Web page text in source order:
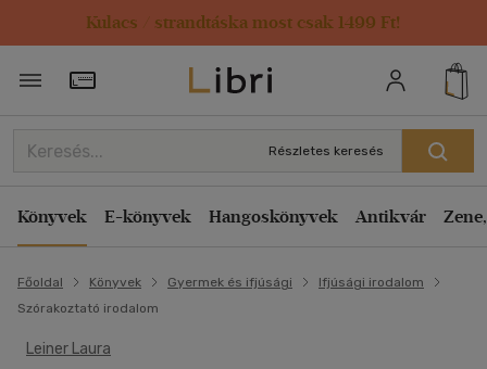
Kulacs / strandtáska most csak 1499 Ft!
Törzsvásárlói Kártya adatai
Részletes keresés
Könyvek E-könyvek Hangoskönyvek Antikvár
Főoldal Könyvek Gyermek és ifjúsági
Ifjúsági irodalom
Szórakoztató irodalom
Leiner Laura